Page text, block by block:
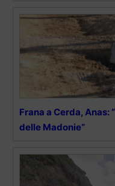
Frana a Cerda, Anas:
delle Madonie”